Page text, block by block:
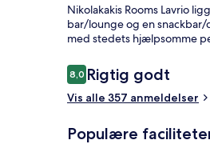
Nikolakakis Rooms Lavrio
bar/lounge og en
med stedets hjælpsomme
Anmeldelser
8,08,0 ud af 10.
Rigtig godt
Vis alle 357 anmeldelser
Populære